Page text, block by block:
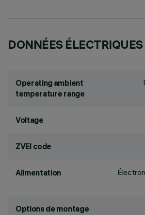
DONNÉES ÉLECTRIQUES
Operating ambient
temperature range
Voltage
ZVEI code
Alimentation
Options de montage